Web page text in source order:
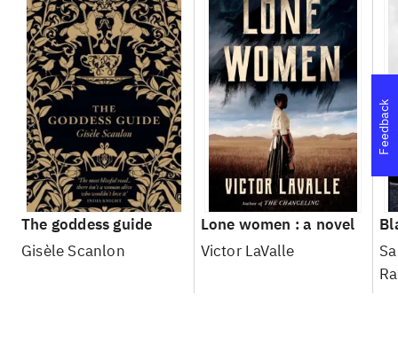
The goddess guide
Gisèle Scanlon
Lone women : a novel
Victor LaValle
Feedback